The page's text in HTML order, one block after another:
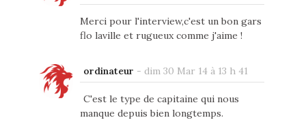
Merci pour l'interview,c'est un bon gars
flo laville et rugueux comme j'aime !
ordinateur - dim 30 Mar 14 à 13 h 41
C'est le type de capitaine qui nous
manque depuis bien longtemps.